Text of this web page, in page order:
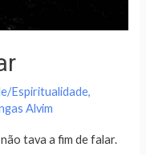
Espiritualidade,
Alvim
tava a fim de falar.